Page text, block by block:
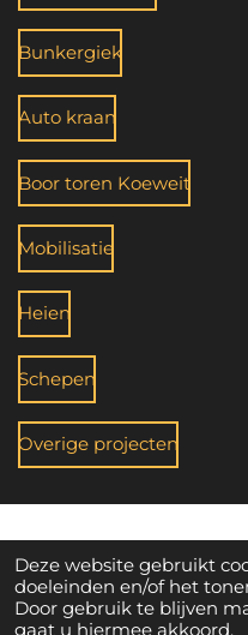
Deze website gebruikt
doeleinden en/of het
Door gebruik te blijven
gaat u hiermee akkoord.
Bunkergiek
Auto kraan
Boor toren Koeweit
Mobilisatie
Heien
Schepen
Overige projecten
Powered by JouwWeb